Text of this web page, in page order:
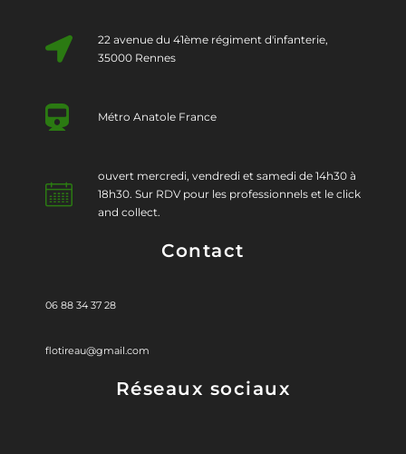
22 avenue du 41ème régiment d'infanterie,
35000 Rennes
Métro Anatole France
ouvert mercredi, vendredi et samedi de 14h30 à
18h30. Sur RDV pour les professionnels et le click
and collect.
Contact
06 88 34 37 28
flotireau@gmail.com
Réseaux sociaux